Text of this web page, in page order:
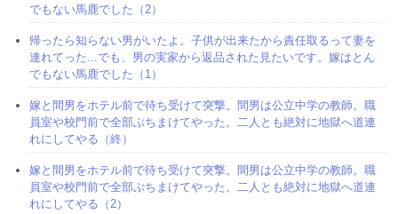
でもない馬鹿でした（2）
帰ったら知らない男がいたよ。子供が出来たから責任取るって妻を
連れてった...でも、男の実家から返品された見たいです。嫁はとん
でもない馬鹿でした（1）
嫁と間男をホテル前で待ち受けて突撃。間男は公立中学の教師。職
員室や校門前で全部ぶちまけてやった。二人とも絶対に地獄へ道連
れにしてやる（終）
嫁と間男をホテル前で待ち受けて突撃。間男は公立中学の教師。職
員室や校門前で全部ぶちまけてやった。二人とも絶対に地獄へ道連
れにしてやる（2）